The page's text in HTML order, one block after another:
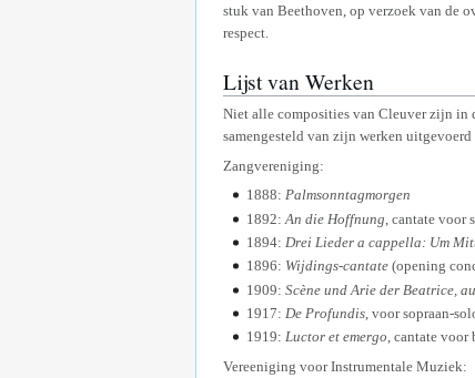
stuk van Beethoven, op verzoek van de
respect.
Lijst van Werken
Niet alle composities van Cleuver zijn in
samengesteld van zijn werken
Zangvereniging:
1888: Palmsonntagmorgen
1892: An die Hoffnung , cantate
1894: Drei Lieder a cappella: Um
1896: Wijdings-cantate(opening
1909: Scène und Arie der Beatrice,
1917: De Profundis, voor sopraan-
1919: Luctor et emergo, cantate voor
Vereeniging voor Instrumentale Muziek: